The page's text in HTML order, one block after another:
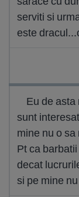
serviti si
este
Eu de
sunt
mine nu o sa
Pt ca
decat
si pe mine